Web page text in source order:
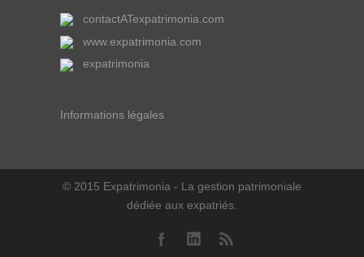
contactATexpatrimonia.com
www.expatrimonia.com
expatrimonia
Informations légales
© 2015 Expatrimonia - La gestion patrimoniale
dédiée aux expatriés.